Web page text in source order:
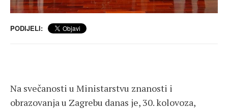
PODIJELI:
Na svečanosti u Ministarstvu znanosti i
obrazovanja u Zagrebu danas je, 30. kolovoza,